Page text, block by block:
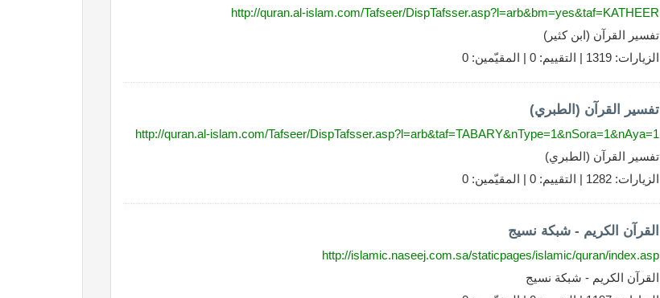
http://quran.al-islam.com/Tafseer/DispTafsser.asp?l=arb&bm=yes&taf=KATHEER
تفسير القرآن (ابن كثير)
الزيارات: 1319 | التقييم: 0 | المقيّمين: 0
تفسير القرآن (الطبري)
http://quran.al-islam.com/Tafseer/DispTafsser.asp?l=arb&taf=TABARY&nType=1&nSora=1&nAya=1
تفسير القرآن (الطبري)
الزيارات: 1282 | التقييم: 0 | المقيّمين: 0
القرآن الكريم - شبكة نسيج
http://islamic.naseej.com.sa/staticpages/islamic/quran/index.asp
القرآن الكريم - شبكة نسيج